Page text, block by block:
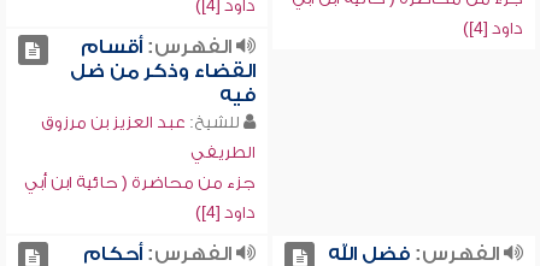
داود [4])
داود [4])
الفهرس:أقسام
القضاء وذكر من ضل
فيه
للشيخ: عبد العزيز بن مرزوق
الطريفي
جزء من محاضرة ( حائية ابن أبي
داود [4])
الفهرس:فضل الله
الفهرس:أحكام